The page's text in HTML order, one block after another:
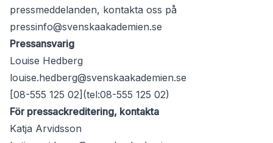
pressmeddelanden, kontakta oss på
pressinfo@svenskaakademien.se
Pressansvarig
Louise Hedberg
louise.hedberg@svenskaakademien.se
[08-555 125 02](tel:08-555 125 02)
För pressackreditering, kontakta
Katja Arvidsson